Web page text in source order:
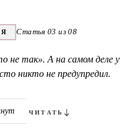
Статья 03 из 08
не так». А на самом деле у
никто не предупредил.
ЧИТАТЬ